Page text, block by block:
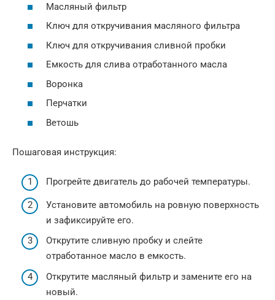
Масляный фильтр
Ключ для откручивания масляного фильтра
Ключ для откручивания сливной пробки
Емкость для слива отработанного масла
Воронка
Перчатки
Ветошь
Пошаговая инструкция:
Прогрейте двигатель до рабочей температуры.
Установите автомобиль на ровную поверхность
и зафиксируйте его.
Открутите сливную пробку и слейте
отработанное масло в емкость.
Открутите масляный фильтр и замените его на
новый.